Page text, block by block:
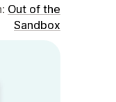
Out of the
Sandbox